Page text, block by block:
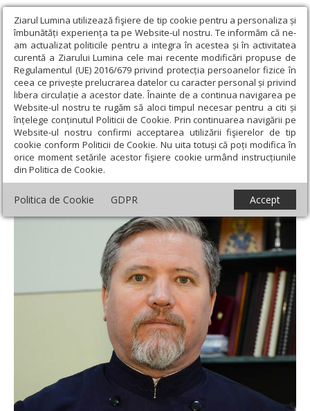
Ziarul Lumina utilizează fişiere de tip cookie pentru a personaliza și
îmbunătăți experiența ta pe Website-ul nostru. Te informăm că ne-
am actualizat politicile pentru a integra în acestea și în activitatea
curentă a Ziarului Lumina cele mai recente modificări propuse de
Regulamentul (UE) 2016/679 privind protecția persoanelor fizice în
ceea ce privește prelucrarea datelor cu caracter personal și privind
libera circulație a acestor date. Înainte de a continua navigarea pe
Website-ul nostru te rugăm să aloci timpul necesar pentru a citi și
înțelege conținutul Politicii de Cookie. Prin continuarea navigării pe
Website-ul nostru confirmi acceptarea utilizării fişierelor de tip
cookie conform Politicii de Cookie. Nu uita totuși că poți modifica în
orice moment setările acestor fişiere cookie urmând instrucțiunile
din Politica de Cookie.
Politica de Cookie GDPR Accept
Ziarul Lumina › Actualitate religioasă › An omagial › Cum îşi
pregăteşte preotul duhovnic credincioşii în vederea mărturisirii?
Cum îşi pregăteşte preotul duhovnic
credincioşii în vederea mărturisirii?